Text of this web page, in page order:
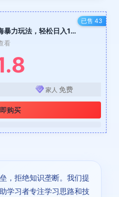
浏览器广告掘金，全自动蓝海暴力玩法，轻松日入1000+矩阵无脑开干
看
家人 免费
购买
已售 43
，拒绝知识垄断。我们提
学习者专注学习思路和技